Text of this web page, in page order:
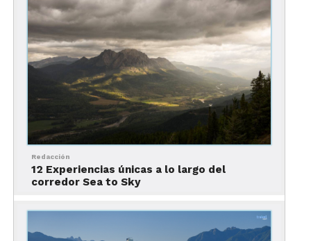
urbano, Stanley Park, cautiva con su
combinación de naturaleza y cultura,
presentando tótems auténticos,
senderos serenos y vistas
panorámicas pintorescas de la bahía y
las montañas.
Granville Island:
Un rincón
pintoresco que exuda un ambiente
marinero y artístico, Granville Island
acoge a artistas y artesanos locales,
tiendas de alimentos especializados y
un encantador puerto.
Conocida por sus
Redacción
12 Experiencias únicas a lo largo del
corredor Sea to Sky